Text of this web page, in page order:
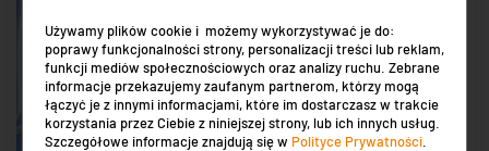
Używamy plików cookie i możemy wykorzystywać je do:
poprawy funkcjonalności strony, personalizacji treści lub reklam,
funkcji mediów społecznościowych oraz analizy ruchu. Zebrane
informacje przekazujemy zaufanym partnerom, którzy mogą
łączyć je z innymi informacjami, które im dostarczasz w trakcie
korzystania przez Ciebie z niniejszej strony, lub ich innych usług.
Szczegółowe informacje znajdują się w Polityce Prywatności